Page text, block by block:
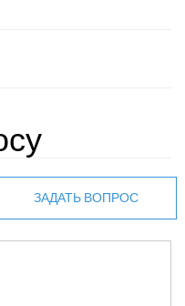
ЗАДАТЬ ВОПРОС